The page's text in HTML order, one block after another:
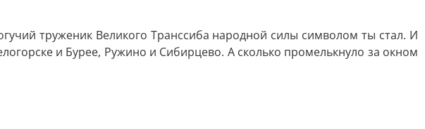
труженик Великого Транссиба народной силы символом ты стал. И
и Бурее, Ружино и Сибирцево. А сколько промелькнуло за окном